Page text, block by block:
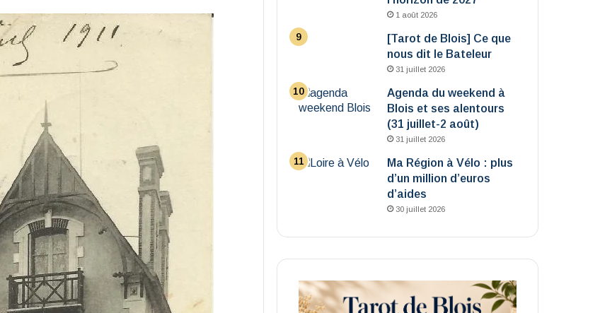
1 août 2026
[Tarot de Blois] Ce que
nous dit le Bateleur
31 juillet 2026
Agenda du weekend à
Blois et ses alentours
(31 juillet-2 août)
31 juillet 2026
Ma Région à Vélo : plus
d’un million d’euros
d’aides
30 juillet 2026